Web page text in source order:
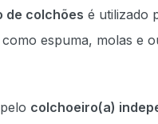
de colchões é utilizado
espuma, molas e
colchoeiro(a)